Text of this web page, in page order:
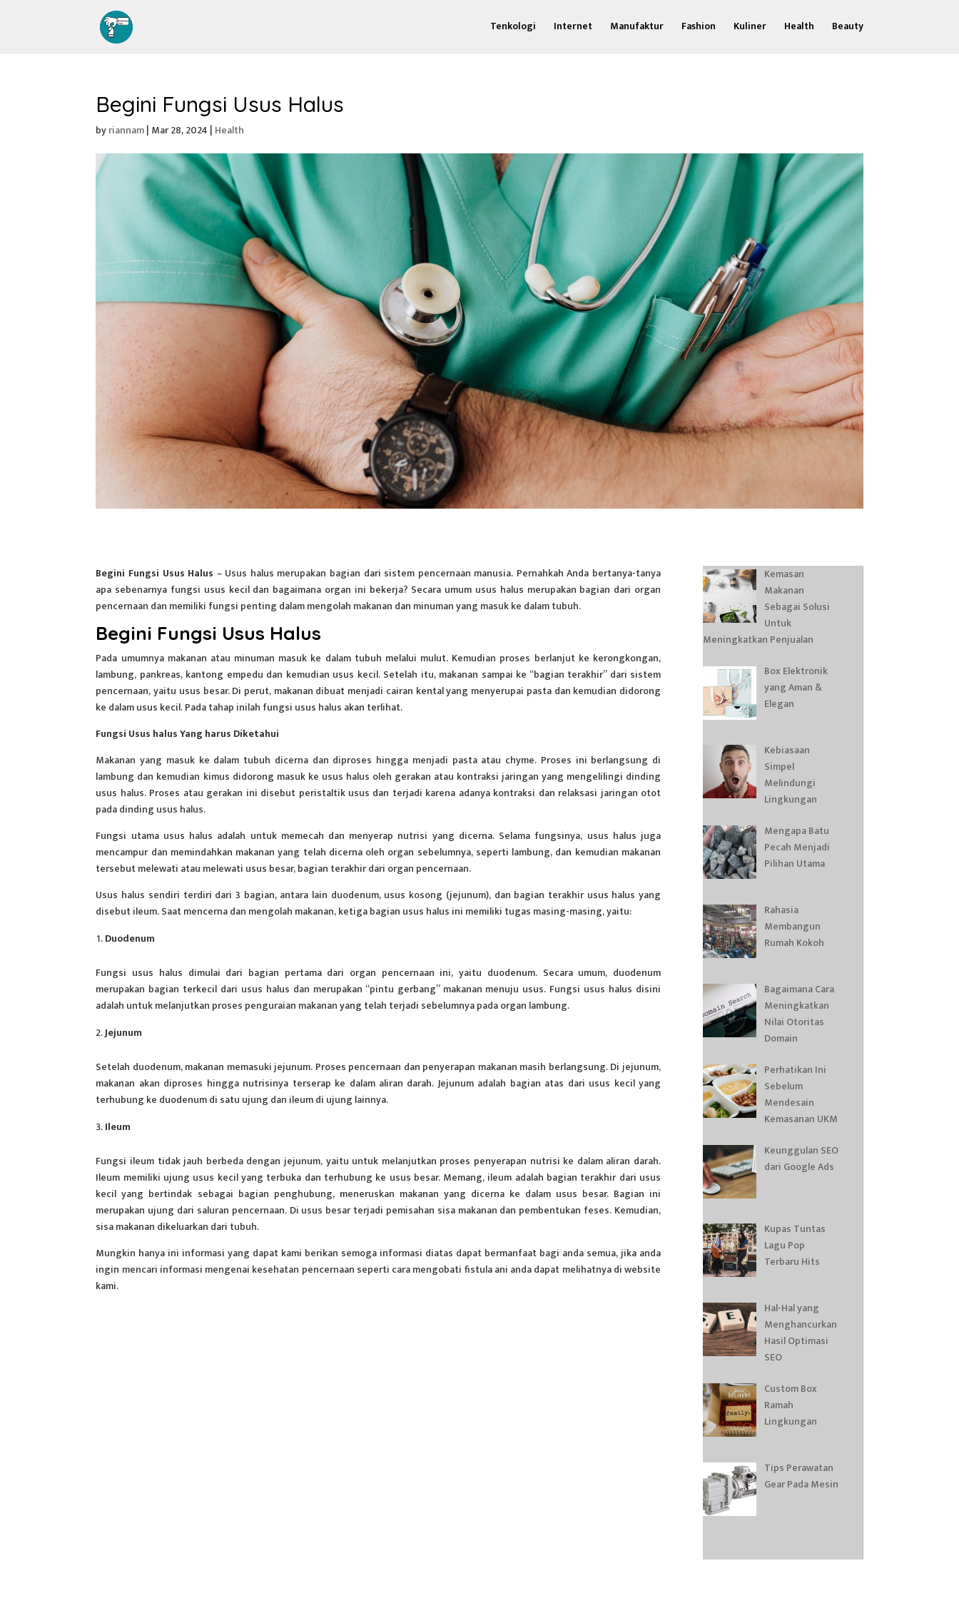
Tenkologi Internet Manufaktur Fashion Kuliner Health Beauty
Begini Fungsi Usus Halus
byriannam| Mar 28, 2024 | Health
Begini Fungsi Usus Halus – Usus halus merupakan bagian dari sistem pencernaan manusia. Pernahkah Anda bertanya-tanya
apa sebenarnya fungsi usus kecil dan bagaimana organ ini bekerja? Secara umum usus halus merupakan bagian dari organ
pencernaan dan memiliki fungsi penting dalam mengolah makanan dan minuman yang masuk ke dalam tubuh.
Begini Fungsi Usus Halus
Pada umumnya makanan atau minuman masuk ke dalam tubuh melalui mulut. Kemudian proses berlanjut ke kerongkongan,
lambung, pankreas, kantong empedu dan kemudian usus kecil. Setelah itu, makanan sampai ke “bagian terakhir” dari sistem
pencernaan, yaitu usus besar. Di perut, makanan dibuat menjadi cairan kental yang menyerupai pasta dan kemudian didorong
ke dalam usus kecil. Pada tahap inilah fungsi usus halus akan terlihat.
Fungsi Usus halus Yang harus Diketahui
Makanan yang masuk ke dalam tubuh dicerna dan diproses hingga menjadi pasta atau chyme. Proses ini berlangsung di
lambung dan kemudian kimus didorong masuk ke usus halus oleh gerakan atau kontraksi jaringan yang mengelilingi dinding
usus halus. Proses atau gerakan ini disebut peristaltik usus dan terjadi karena adanya kontraksi dan relaksasi jaringan otot
pada dinding usus halus.
Fungsi utama usus halus adalah untuk memecah dan menyerap nutrisi yang dicerna. Selama fungsinya, usus halus juga
mencampur dan memindahkan makanan yang telah dicerna oleh organ sebelumnya, seperti lambung, dan kemudian makanan
tersebut melewati atau melewati usus besar, bagian terakhir dari organ pencernaan.
Usus halus sendiri terdiri dari 3 bagian, antara lain duodenum, usus kosong (jejunum), dan bagian terakhir usus halus yang
disebut ileum. Saat mencerna dan mengolah makanan, ketiga bagian usus halus ini memiliki tugas masing-masing, yaitu:
Duodenum
Fungsi usus halus dimulai dari bagian pertama dari organ pencernaan ini, yaitu duodenum. Secara umum, duodenum
merupakan bagian terkecil dari usus halus dan merupakan “pintu gerbang” makanan menuju usus. Fungsi usus halus disini
adalah untuk melanjutkan proses penguraian makanan yang telah terjadi sebelumnya pada organ lambung.
Jejunum
Setelah duodenum, makanan memasuki jejunum. Proses pencernaan dan penyerapan makanan masih berlangsung. Di jejunum,
makanan akan diproses hingga nutrisinya terserap ke dalam aliran darah. Jejunum adalah bagian atas dari usus kecil yang
terhubung ke duodenum di satu ujung dan ileum di ujung lainnya.
Ileum
Fungsi ileum tidak jauh berbeda dengan jejunum, yaitu untuk melanjutkan proses penyerapan nutrisi ke dalam aliran darah.
Ileum memiliki ujung usus kecil yang terbuka dan terhubung ke usus besar. Memang, ileum adalah bagian terakhir dari usus
kecil yang bertindak sebagai bagian penghubung, meneruskan makanan yang dicerna ke dalam usus besar. Bagian ini
merupakan ujung dari saluran pencernaan. Di usus besar terjadi pemisahan sisa makanan dan pembentukan feses. Kemudian,
sisa makanan dikeluarkan dari tubuh.
Mungkin hanya ini informasi yang dapat kami berikan semoga informasi diatas dapat bermanfaat bagi anda semua, jika anda
ingin mencari informasi mengenai kesehatan pencernaan seperti cara mengobati fistula ani anda dapat melihatnya di website
kami.
Kemasan
Makanan
Sebagai Solusi
Untuk
Meningkatkan Penjualan
Box Elektronik
yang Aman &
Elegan
Kebiasaan
Simpel
Melindungi
Lingkungan
Mengapa Batu
Pecah Menjadi
Pilihan Utama
Rahasia
Membangun
Rumah Kokoh
Bagaimana Cara
Meningkatkan
Nilai Otoritas
Domain
Perhatikan Ini
Sebelum
Mendesain
Kemasanan UKM
Keunggulan SEO
dari Google Ads
Kupas Tuntas
Lagu Pop
Terbaru Hits
Hal-Hal yang
Menghancurkan
Hasil Optimasi
SEO
Custom Box
Ramah
Lingkungan
Tips Perawatan
Gear Pada Mesin